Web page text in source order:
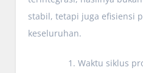
stabil, tetapi juga efisiensi
keseluruhan.
Waktu siklus